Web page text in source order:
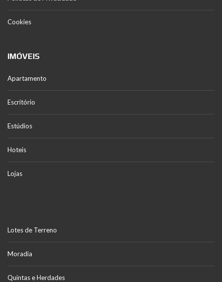
Cookies
IMÓVEIS
Apartamento
Escritório
Estúdios
Hoteis
Lojas
Lotes de Terreno
Moradia
Quintas e Herdades